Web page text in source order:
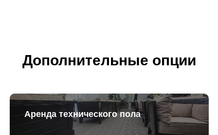
Дополнительные опции
Аренда технического пола